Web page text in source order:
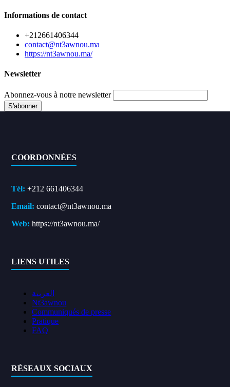
Informations de contact
+212661406344
contact@nt3awnou.ma
https://nt3awnou.ma/
Newsletter
Abonnez-vous à notre newsletter
COORDONNÉES
Tél: +212 661406344
Email: contact@nt3awnou.ma
Web: https://nt3awnou.ma/
LIENS UTILES
العربية
Nt3awnou
Communiqués de presse
Pratique
FAQ
RÉSEAUX SOCIAUX